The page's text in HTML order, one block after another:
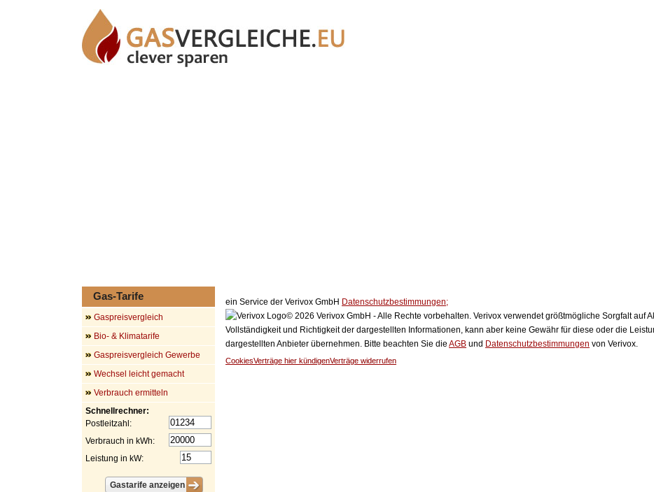
ein Service der Verivox GmbH Datenschutzbestimmungen;
© 2026 Verivox GmbH - Alle Rechte vorbehalten. Verivox verwendet größtmögliche Sorgfalt auf
Vollständigkeit und Richtigkeit der dargestellten Informationen, kann aber keine Gewähr für diese oder die
dargestellten Anbieter übernehmen. Bitte beachten Sie die AGB und Datenschutzbestimmungen von Verivox.
CookiesVerträge hier kündigenVerträge widerrufen
Gas-Tarife
Gaspreisvergleich
Bio- & Klimatarife
Gaspreisvergleich Gewerbe
Wechsel leicht gemacht
Verbrauch ermitteln
Schnellrechner:
Postleitzahl:
Verbrauch in kWh:
Leistung in kW: